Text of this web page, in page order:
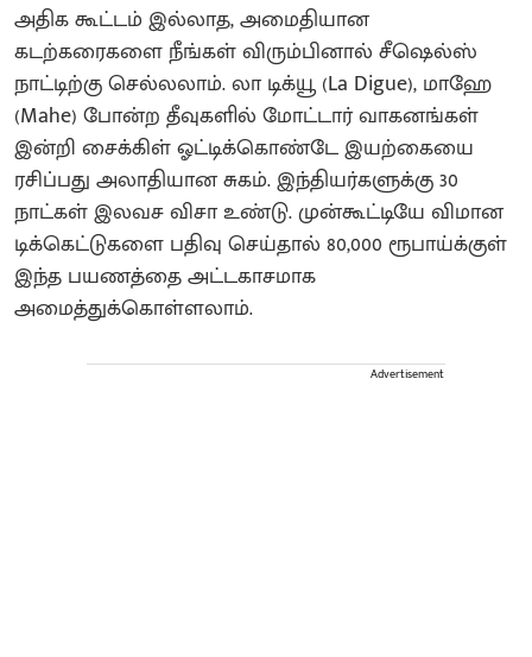
அதிக கூட்டம் இல்லாத, அமைதியான
கடற்கரைகளை நீங்கள் விரும்பினால் சீஷெல்ஸ்
நாட்டிற்கு செல்லலாம். லா டிக்யூ (La Digue), மாஹே
(Mahe) போன்ற தீவுகளில் மோட்டார் வாகனங்கள்
இன்றி சைக்கிள் ஓட்டிக்கொண்டே இயற்கையை
ரசிப்பது அலாதியான சுகம். இந்தியர்களுக்கு 30
நாட்கள் இலவச விசா உண்டு. முன்கூட்டியே விமான
டிக்கெட்டுகளை பதிவு செய்தால் 80,000 ரூபாய்க்குள்
இந்த பயணத்தை அட்டகாசமாக
அமைத்துக்கொள்ளலாம்.
Advertisement